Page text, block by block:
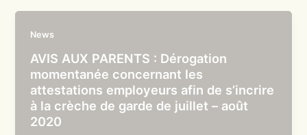
News
AVIS AUX PARENTS : Dérogation
momentanée concernant les
attestations employeurs afin de s’incrire
à la crèche de garde de juillet – août
2020